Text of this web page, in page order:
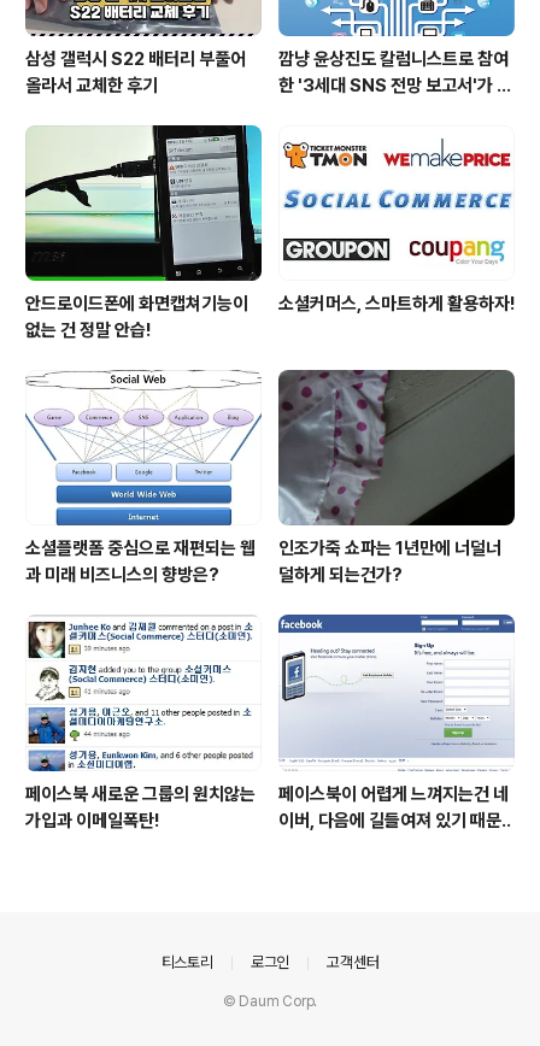
삼성 갤럭시 S22 배터리 부풀어
올라서 교체한 후기
깜냥 윤상진도 칼럼니스트로 참여
한 '3세대 SNS 전망 보고서'가 발
안드로이드폰에 화면캡쳐기능이
없는 건 정말 안습!
소셜커머스, 스마트하게 활용하자!
소셜플랫폼 중심으로 재편되는 웹
과 미래 비즈니스의 향방은?
인조가죽 쇼파는 1년만에 너덜너
덜하게 되는건가?
페이스북 새로운 그룹의 원치않는
가입과 이메일폭탄!
페이스북이 어렵게 느껴지는건 네
이버, 다음에 길들여져 있기 때문..
티스토리 로그인 고객센터
© Daum Corp.